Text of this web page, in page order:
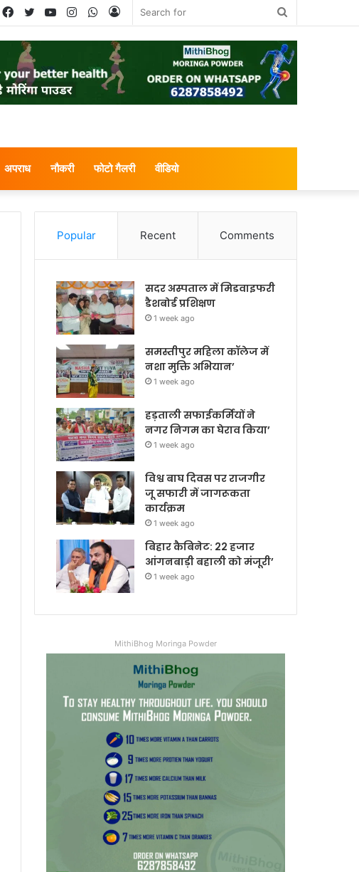
Log
WhatsApp
Instagram
YouTube
Twitter
Facebook
अपराध नौकरी फोटो गैलरी वीडियो
Popular Recent Comments
सदर अस्पताल में मिडवाइफरी
डैशबोर्ड प्रशिक्षण
1 week ago
समस्तीपुर महिला कॉलेज में
नशा मुक्ति अभियान’
1 week ago
हड़ताली सफाईकर्मियों ने
नगर निगम का घेराव किया’
1 week ago
विश्व बाघ दिवस पर राजगीर
जू सफारी में जागरूकता
कार्यक्रम
1 week ago
बिहार कैबिनेट: 22 हजार
आंगनबाड़ी बहाली को मंजूरी’
1 week ago
MithiBhog Moringa Powder